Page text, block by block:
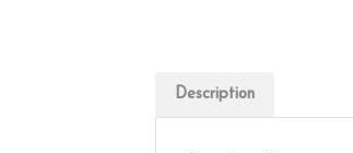
Description